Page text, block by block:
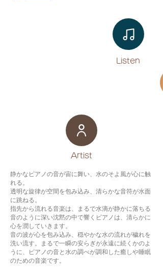
Listen​
​Artist
静かなピアノの音が宙に舞い、水のそよ風が心に触
れる。
透明な旋律が空間を包み込み、清らかな音符が水面
に跳ねる。
指先から流れる音楽は、まるで水滴が静かに落ちる
音のように深い沈黙の中で響くピアノは、清らかに
心を潤していきます。
音の波が心を包み込み、穏やかな水の流れが穢れを
洗い流す。まるで一瞬の安らぎが永遠に続くかのよ
うに、ピアノの音と水の調べが調和した癒しや睡眠
のための音楽です。